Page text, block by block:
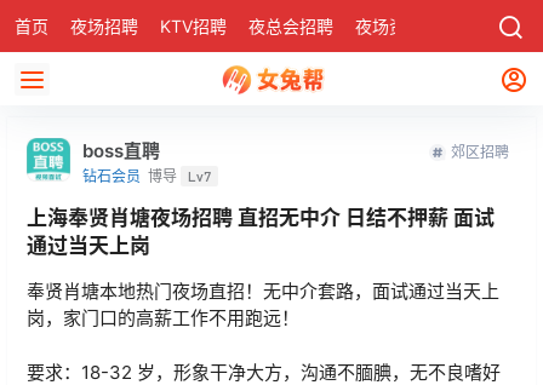
首页 夜场招聘 KTV招聘 夜总会招聘 夜场资讯 社区
boss直聘
钻石会员 博导 Lv7
郊区招聘
上海奉贤肖塘夜场招聘 直招无中介 日结不押薪 面试
通过当天上岗
奉贤肖塘本地热门夜场直招！无中介套路，面试通过当天上
岗，家门口的高薪工作不用跑远！
要求：18-32 岁，形象干净大方，沟通不腼腆，无不良嗜好